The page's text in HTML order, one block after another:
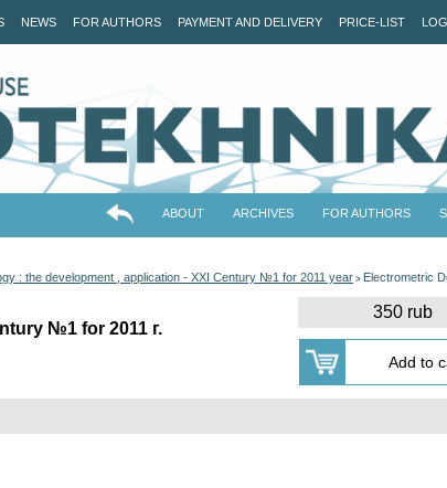
NEWS FOR AUTHORS PAYMENT AND DELIVERY PRICE-LIST
ABOUT ARCHIVES FOR AUTHORS
: the development , application - XXI Century №1 for 2011 year > Electrometric
350 rub
№1 for 2011 г.